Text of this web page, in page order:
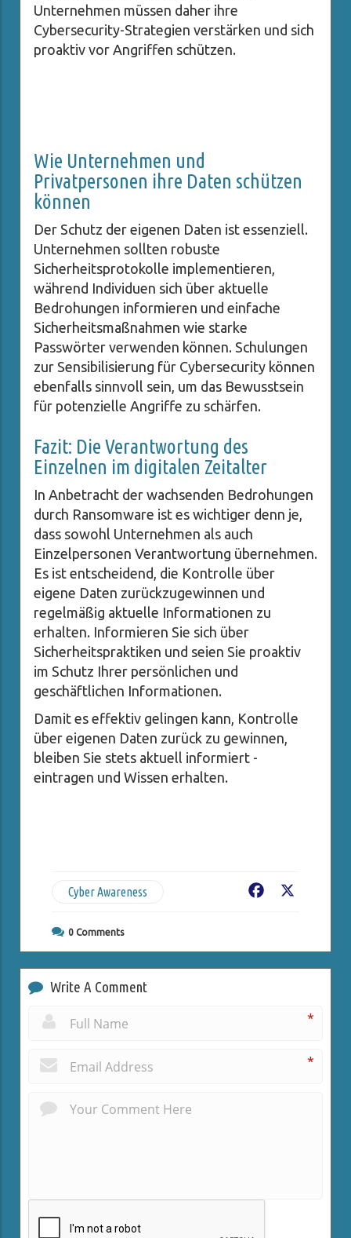
Unternehmen müssen daher ihre
Cybersecurity-Strategien verstärken und sich
proaktiv vor Angriffen schützen.
Wie Unternehmen und
Privatpersonen ihre Daten schützen
können
Der Schutz der eigenen Daten ist essenziell.
Unternehmen sollten robuste
Sicherheitsprotokolle implementieren,
während Individuen sich über aktuelle
Bedrohungen informieren und einfache
Sicherheitsmaßnahmen wie starke
Passwörter verwenden können. Schulungen
zur Sensibilisierung für Cybersecurity können
ebenfalls sinnvoll sein, um das Bewusstsein
für potenzielle Angriffe zu schärfen.
Fazit: Die Verantwortung des
Einzelnen im digitalen Zeitalter
In Anbetracht der wachsenden Bedrohungen
durch Ransomware ist es wichtiger denn je,
dass sowohl Unternehmen als auch
Einzelpersonen Verantwortung übernehmen.
Es ist entscheidend, die Kontrolle über
eigene Daten zurückzugewinnen und
regelmäßig aktuelle Informationen zu
erhalten. Informieren Sie sich über
Sicherheitspraktiken und seien Sie proaktiv
im Schutz Ihrer persönlichen und
geschäftlichen Informationen.
Damit es effektiv gelingen kann, Kontrolle
über eigenen Daten zurück zu gewinnen,
bleiben Sie stets aktuell informiert -
eintragen und Wissen erhalten.
Cyber Awareness Facebook
0 Comments
Write A Comment
*
*